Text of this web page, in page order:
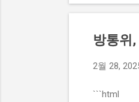
연장 공고
지, 지원
원은 100
방통위
2월 28,
```html